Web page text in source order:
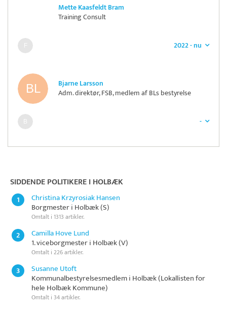
Mette Kaasfeldt Bram
Training Consult
2022 - nu
Bjarne Larsson
Adm. direktør, FSB, medlem af BLs bestyrelse
-
SIDDENDE POLITIKERE I HOLBÆK
1 Christina Krzyrosiak Hansen
Borgmester i Holbæk (S)
Omtalt i 1313 artikler.
2 Camilla Hove Lund
1. viceborgmester i Holbæk (V)
Omtalt i 226 artikler.
3 Susanne Utoft
Kommunalbestyrelsesmedlem i Holbæk (Lokallisten for
hele Holbæk Kommune)
Omtalt i 34 artikler.